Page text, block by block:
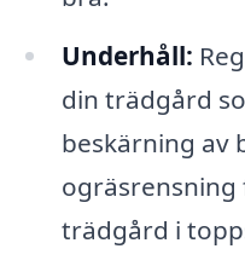
Underhåll:
din trädgård
beskärning av
trädgård i